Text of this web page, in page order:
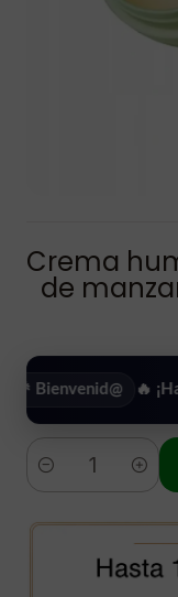
Crema
de
🔥 ¡Hasta
Cantidad